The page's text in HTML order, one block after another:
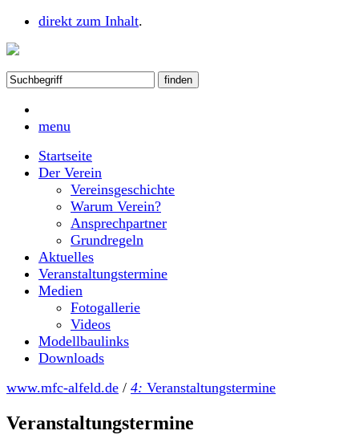
direkt zum Inhalt.
menu
Startseite
Der Verein
Vereinsgeschichte
Warum Verein?
Ansprechpartner
Grundregeln
Aktuelles
Veranstaltungstermine
Medien
Fotogallerie
Videos
Modellbaulinks
Downloads
www.mfc-alfeld.de / 4: Veranstaltungstermine
Veranstaltungstermine